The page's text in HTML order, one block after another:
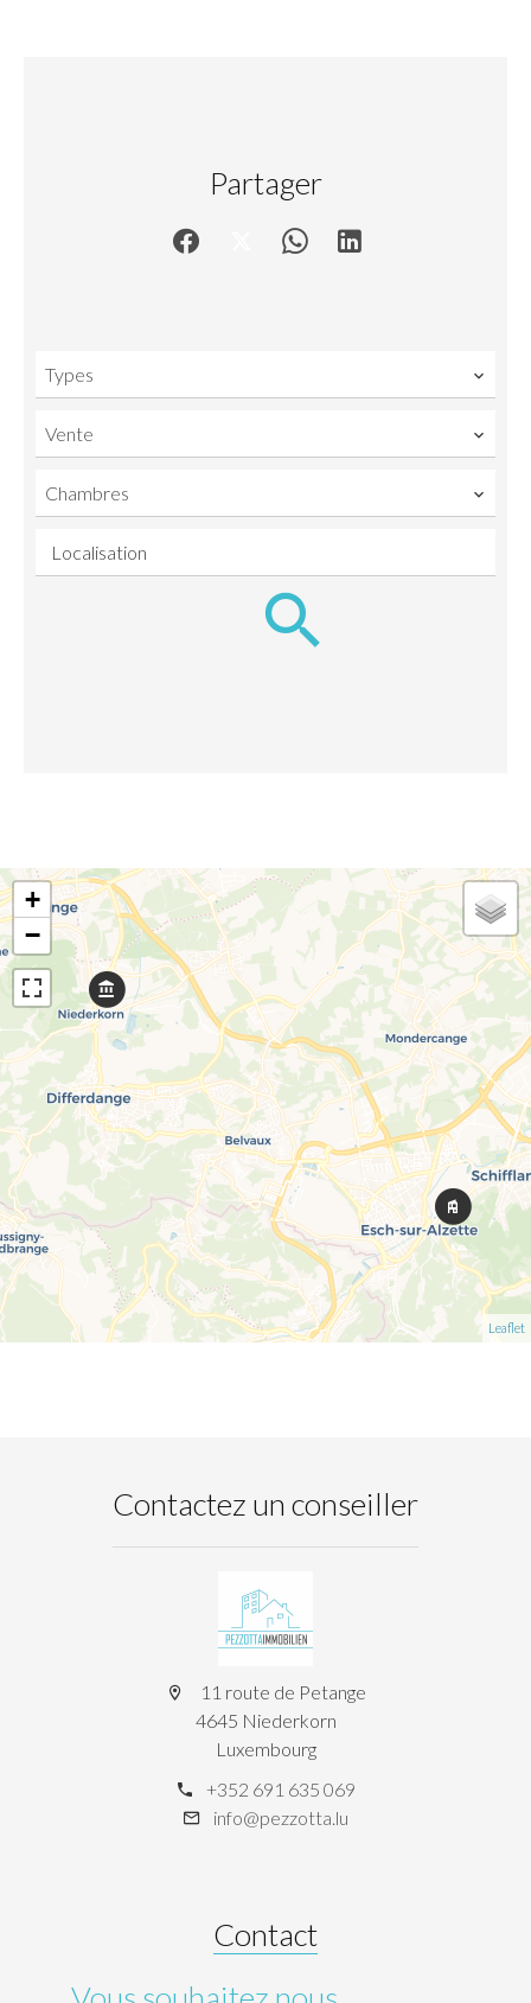
Partager
Types
Vente
Chambres
Localisation
+
−
Leaflet
Contactez un conseiller
11 route de Petange
4645 Niederkorn
Luxembourg
+352 691 635 069
info@pezzotta.lu
Contact